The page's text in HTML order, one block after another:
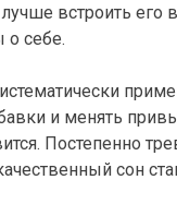
встроить его
о себе.
и менять
Постепенно
сон